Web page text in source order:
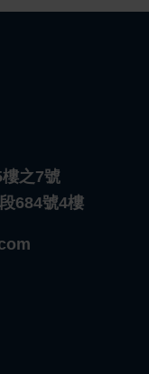
之7號
684號4樓